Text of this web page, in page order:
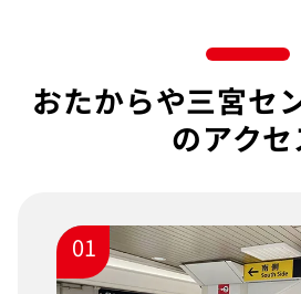
おたからや三宮セ
のアクセ
01